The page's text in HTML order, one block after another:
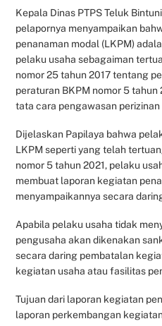
Kepala Dinas PTPS Teluk
pelapornya menyampaikan
penanaman modal (LKPM)
pelaku usaha sebagaiman
nomor 25 tahun 2017 tentang
peraturan BKPM nomor 5
tata cara pengawasan
Dijelaskan Papilaya bahwa
LKPM seperti yang telah
nomor 5 tahun 2021, pelaku
membuat laporan kegiatan
menyampaikannya secara
Apabila pelaku usaha tidak
pengusaha akan dikenakan
secara daring pembatalan
kegiatan usaha atau fasilitas
Tujuan dari laporan kegiatan
laporan perkembangan